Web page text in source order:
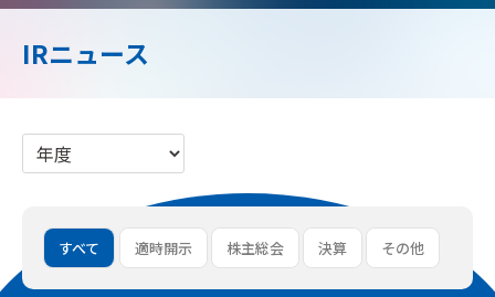
IRニュース
すべて 適時開示 株主総会 決算 その他